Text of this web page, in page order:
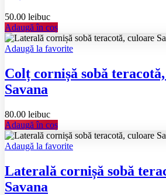
50.00 leibuc
Adaugă în coș
Adaugă la favorite
Colț cornișă sobă
Savana
80.00 leibuc
Adaugă în coș
Adaugă la favorite
Laterală cornișă sobă
Savana